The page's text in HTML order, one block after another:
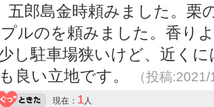
五郎島金時頼みました。栗
ルのを頼みました。香り
し駐車場狭いけど、近く
良い立地です。
（投稿
現在： 1人